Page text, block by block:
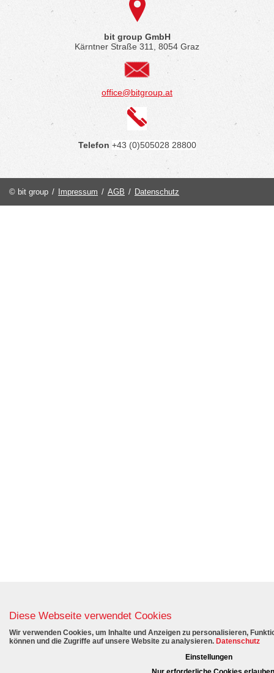
bit group GmbH
Kärntner Straße 311, 8054 Graz
office@bitgroup.at
Telefon +43 (0)505028 28800
© bit group / Impressum / AGB / Datenschutz
Diese Webseite verwendet Cookies
Wir verwenden Cookies, um Inhalte und Anzeigen zu personalisieren,
können und die Zugriffe auf unsere Website zu analysieren. Datenschutz
Einstellungen